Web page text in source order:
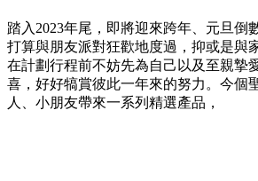
踏入2023年尾，即將迎來跨年、元旦倒
打算與朋友派對狂歡地度過，抑或是與
在計劃行程前不妨先為自己以及至親摯
喜，好好犒賞彼此一年來的努力。今個
人、小朋友帶來一系列精選產品，